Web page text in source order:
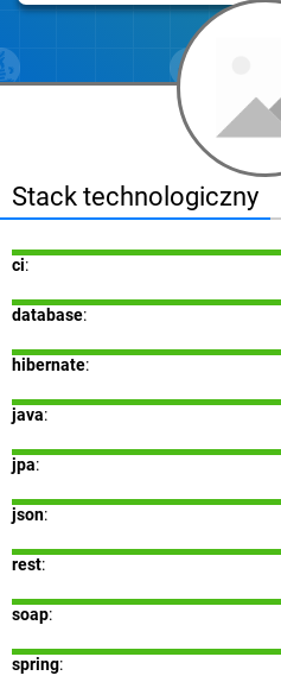
Stack technologiczny
ci:
database:
hibernate:
java:
jpa:
json:
rest:
soap:
spring: